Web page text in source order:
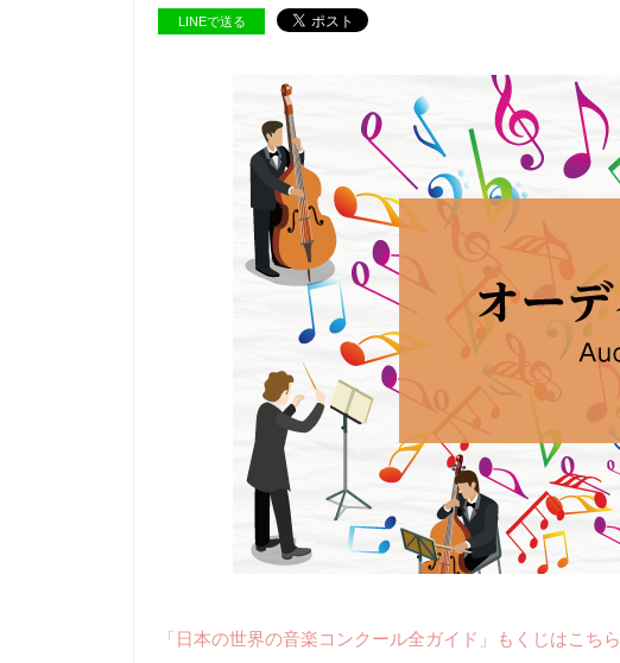
LINEで送る
「日本の世界の音楽コンクール全ガイド」もくじはこちら